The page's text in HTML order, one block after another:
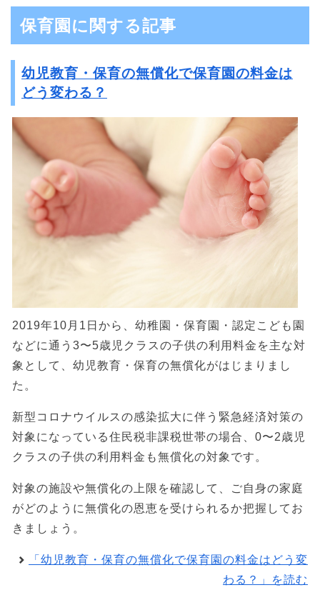
保育園に関する記事
幼児教育・保育の無償化で保育園の料金は
どう変わる？
2019年10月1日から、幼稚園・保育園・認定こども園
などに通う3〜5歳児クラスの子供の利用料金を主な対
象として、幼児教育・保育の無償化がはじまりまし
た。
新型コロナウイルスの感染拡大に伴う緊急経済対策の
対象になっている住民税非課税世帯の場合、0〜2歳児
クラスの子供の利用料金も無償化の対象です。
対象の施設や無償化の上限を確認して、ご自身の家庭
がどのように無償化の恩恵を受けられるか把握してお
きましょう。
「幼児教育・保育の無償化で保育園の料金はどう変
わる？」を読む